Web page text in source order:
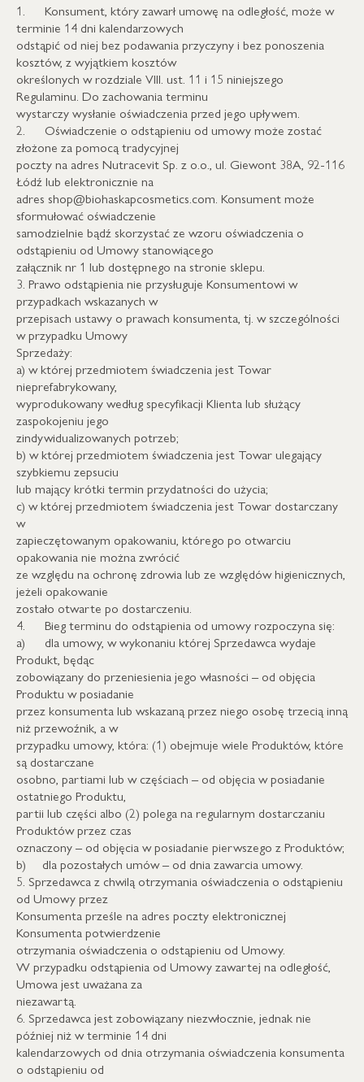
1. Konsument, który zawarł umowę na odległość, może w
terminie 14 dni kalendarzowych
odstąpić od niej bez podawania przyczyny i bez ponoszenia
kosztów, z wyjątkiem kosztów
określonych w rozdziale VIII. ust. 11 i 15 niniejszego
Regulaminu. Do zachowania terminu
wystarczy wysłanie oświadczenia przed jego upływem.
2. Oświadczenie o odstąpieniu od umowy może zostać
złożone za pomocą tradycyjnej
poczty na adres Nutracevit Sp. z o.o., ul. Giewont 38A, 92-116
Łódź lub elektronicznie na
adres shop@biohaskapcosmetics.com. Konsument może
sformułować oświadczenie
samodzielnie bądź skorzystać ze wzoru oświadczenia o
odstąpieniu od Umowy stanowiącego
załącznik nr 1 lub dostępnego na stronie sklepu.
3. Prawo odstąpienia nie przysługuje Konsumentowi w
przypadkach wskazanych w
przepisach ustawy o prawach konsumenta, tj. w szczególności
w przypadku Umowy
Sprzedaży:
a) w której przedmiotem świadczenia jest Towar
nieprefabrykowany,
wyprodukowany według specyfikacji Klienta lub służący
zaspokojeniu jego
zindywidualizowanych potrzeb;
b) w której przedmiotem świadczenia jest Towar ulegający
szybkiemu zepsuciu
lub mający krótki termin przydatności do użycia;
c) w której przedmiotem świadczenia jest Towar dostarczany
w
zapieczętowanym opakowaniu, którego po otwarciu
opakowania nie można zwrócić
ze względu na ochronę zdrowia lub ze względów higienicznych,
jeżeli opakowanie
zostało otwarte po dostarczeniu.
4. Bieg terminu do odstąpienia od umowy rozpoczyna się:
a) dla umowy, w wykonaniu której Sprzedawca wydaje
Produkt, będąc
zobowiązany do przeniesienia jego własności – od objęcia
Produktu w posiadanie
przez konsumenta lub wskazaną przez niego osobę trzecią inną
niż przewoźnik, a w
przypadku umowy, która: (1) obejmuje wiele Produktów, które
są dostarczane
osobno, partiami lub w częściach – od objęcia w posiadanie
ostatniego Produktu,
partii lub części albo (2) polega na regularnym dostarczaniu
Produktów przez czas
oznaczony – od objęcia w posiadanie pierwszego z Produktów;
b) dla pozostałych umów – od dnia zawarcia umowy.
5. Sprzedawca z chwilą otrzymania oświadczenia o odstąpieniu
od Umowy przez
Konsumenta prześle na adres poczty elektronicznej
Konsumenta potwierdzenie
otrzymania oświadczenia o odstąpieniu od Umowy.
W przypadku odstąpienia od Umowy zawartej na odległość,
Umowa jest uważana za
niezawartą.
6. Sprzedawca jest zobowiązany niezwłocznie, jednak nie
później niż w terminie 14 dni
kalendarzowych od dnia otrzymania oświadczenia konsumenta
o odstąpieniu od